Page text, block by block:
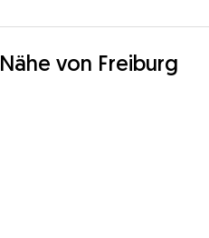
von Freiburg